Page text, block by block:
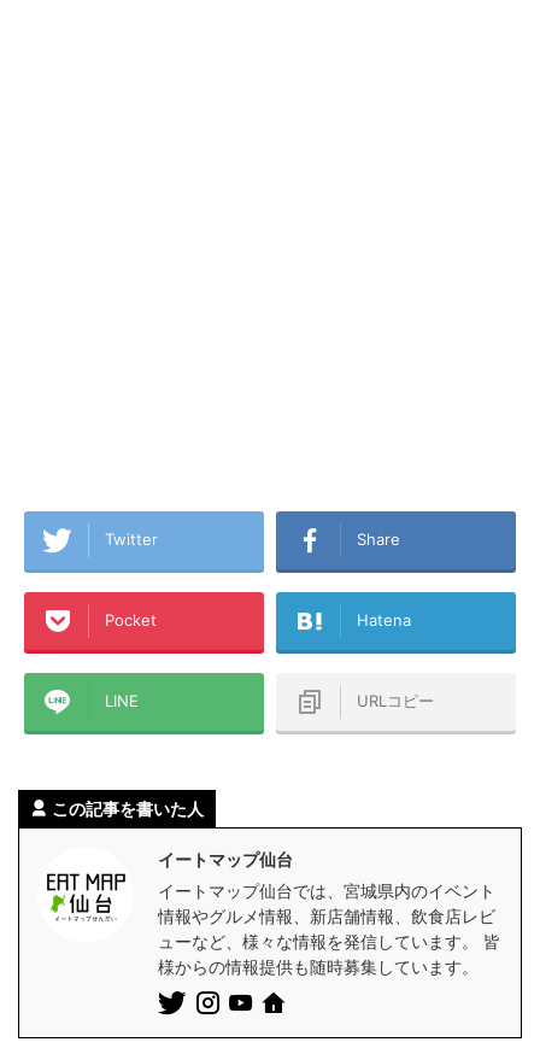
Twitter Share
Pocket Hatena
LINE URLコピー
この記事を書いた人
イートマップ仙台
イートマップ仙台では、宮城県内のイベント
情報やグルメ情報、新店舗情報、飲食店レビ
ューなど、様々な情報を発信しています。 皆
様からの情報提供も随時募集しています。